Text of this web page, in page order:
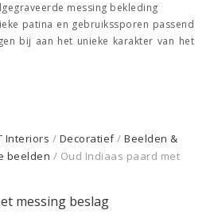
messing bekleding
patina en gebruikssporen passend
bij aan het unieke karakter van het
Interiors / Decoratief/ Beelden &
beelden / Oud Indiaas paard met
messing beslag